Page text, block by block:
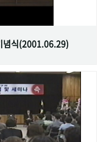
념식(2001.06.29)